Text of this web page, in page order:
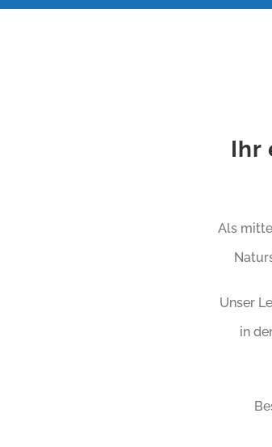
Ihr
Als
Unser
in